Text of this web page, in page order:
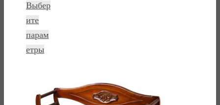
Выбер
ите
парам
етры